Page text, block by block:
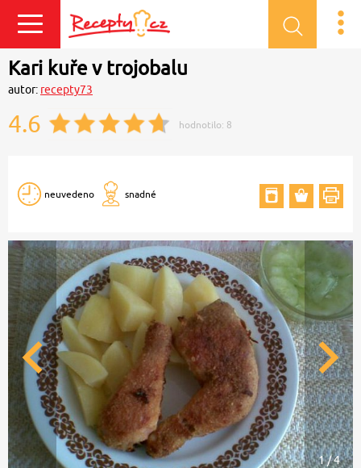
Přihlásit se
Kari kuře v trojobalu
autor: recepty73
4.6 hodnotilo: 8
neuvedeno snadné
1 / 4